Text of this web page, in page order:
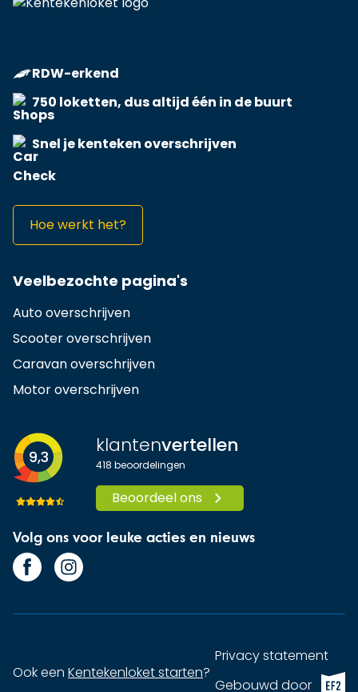
RDW-erkend
750 loketten, dus altijd één in de buurt
Snel je kenteken overschrijven
Hoe werkt het?
Veelbezochte pagina's
Auto overschrijven
Scooter overschrijven
Caravan overschrijven
Motor overschrijven
9,3 klantenvertellen
418 beoordelingen
Beoordeel ons
Volg ons voor leuke acties en nieuws
Ook een Kentekenloket starten?
Privacy statement
Gebouwd doorEF2